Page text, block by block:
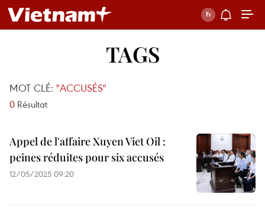
TAGS
MOT CLÉ: "ACCUSÉS"
0 Résultat
Appel de l'affaire Xuyen Viet Oil :
peines réduites pour six accusés
12/05/2025 09:20